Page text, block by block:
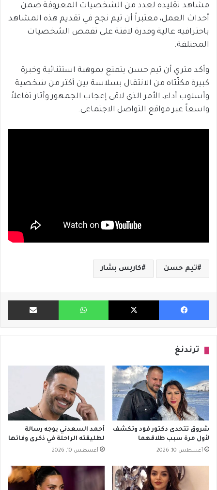
مشاهد تقليده لعدد من الشخصيات المعروفة ضمن
أحداث العمل، معتبراً أن تيم نجح في تقديم هذه المشاهد
باحترافية عالية وقدرة لافتة على تقمص الشخصيات
المختلفة.
وأكد متري أن تيم حسن يتمتع بموهبة استثنائية وخبرة
كبيرة مكنّتاه من الانتقال بسلاسة بين أكثر من شخصية
وأسلوب أداء، الأمر الذي لاقى إعجاب الجمهور وأثار تفاعلاً
واسعاً عبر مواقع التواصل الاجتماعي.
تيم حسن كاريس بشار
فيسبوك X واتساب مشاركة
ترندنغ
شروق تتحدى دكتور فود وتكشف
لأول مرة سبب طلاقهما
أغسطس 10, 2026
أحمد السعدني يوجه رسالة
لطليقته الراحلة في ذكرى وفاتها
أغسطس 10, 2026